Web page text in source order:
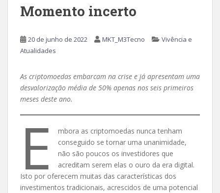
Momento incerto
20 de junho de 2022 MKT_M3Tecno
Vivência e
Atualidades
As criptomoedas embarcam na crise e já apresentam uma
desvalorização média de 50% apenas nos seis primeiros
meses deste ano.
E
mbora as criptomoedas nunca tenham
conseguido se tornar uma unanimidade,
não são poucos os investidores que
acreditam serem elas o ouro da era digital.
Isto por oferecem muitas das características dos
investimentos tradicionais, acrescidos de uma potencial